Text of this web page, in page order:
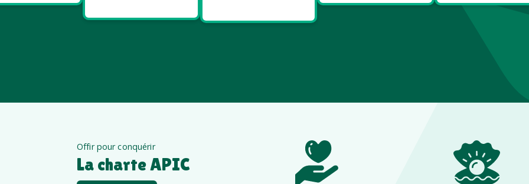
Offir pour conquérir
La charte APIC